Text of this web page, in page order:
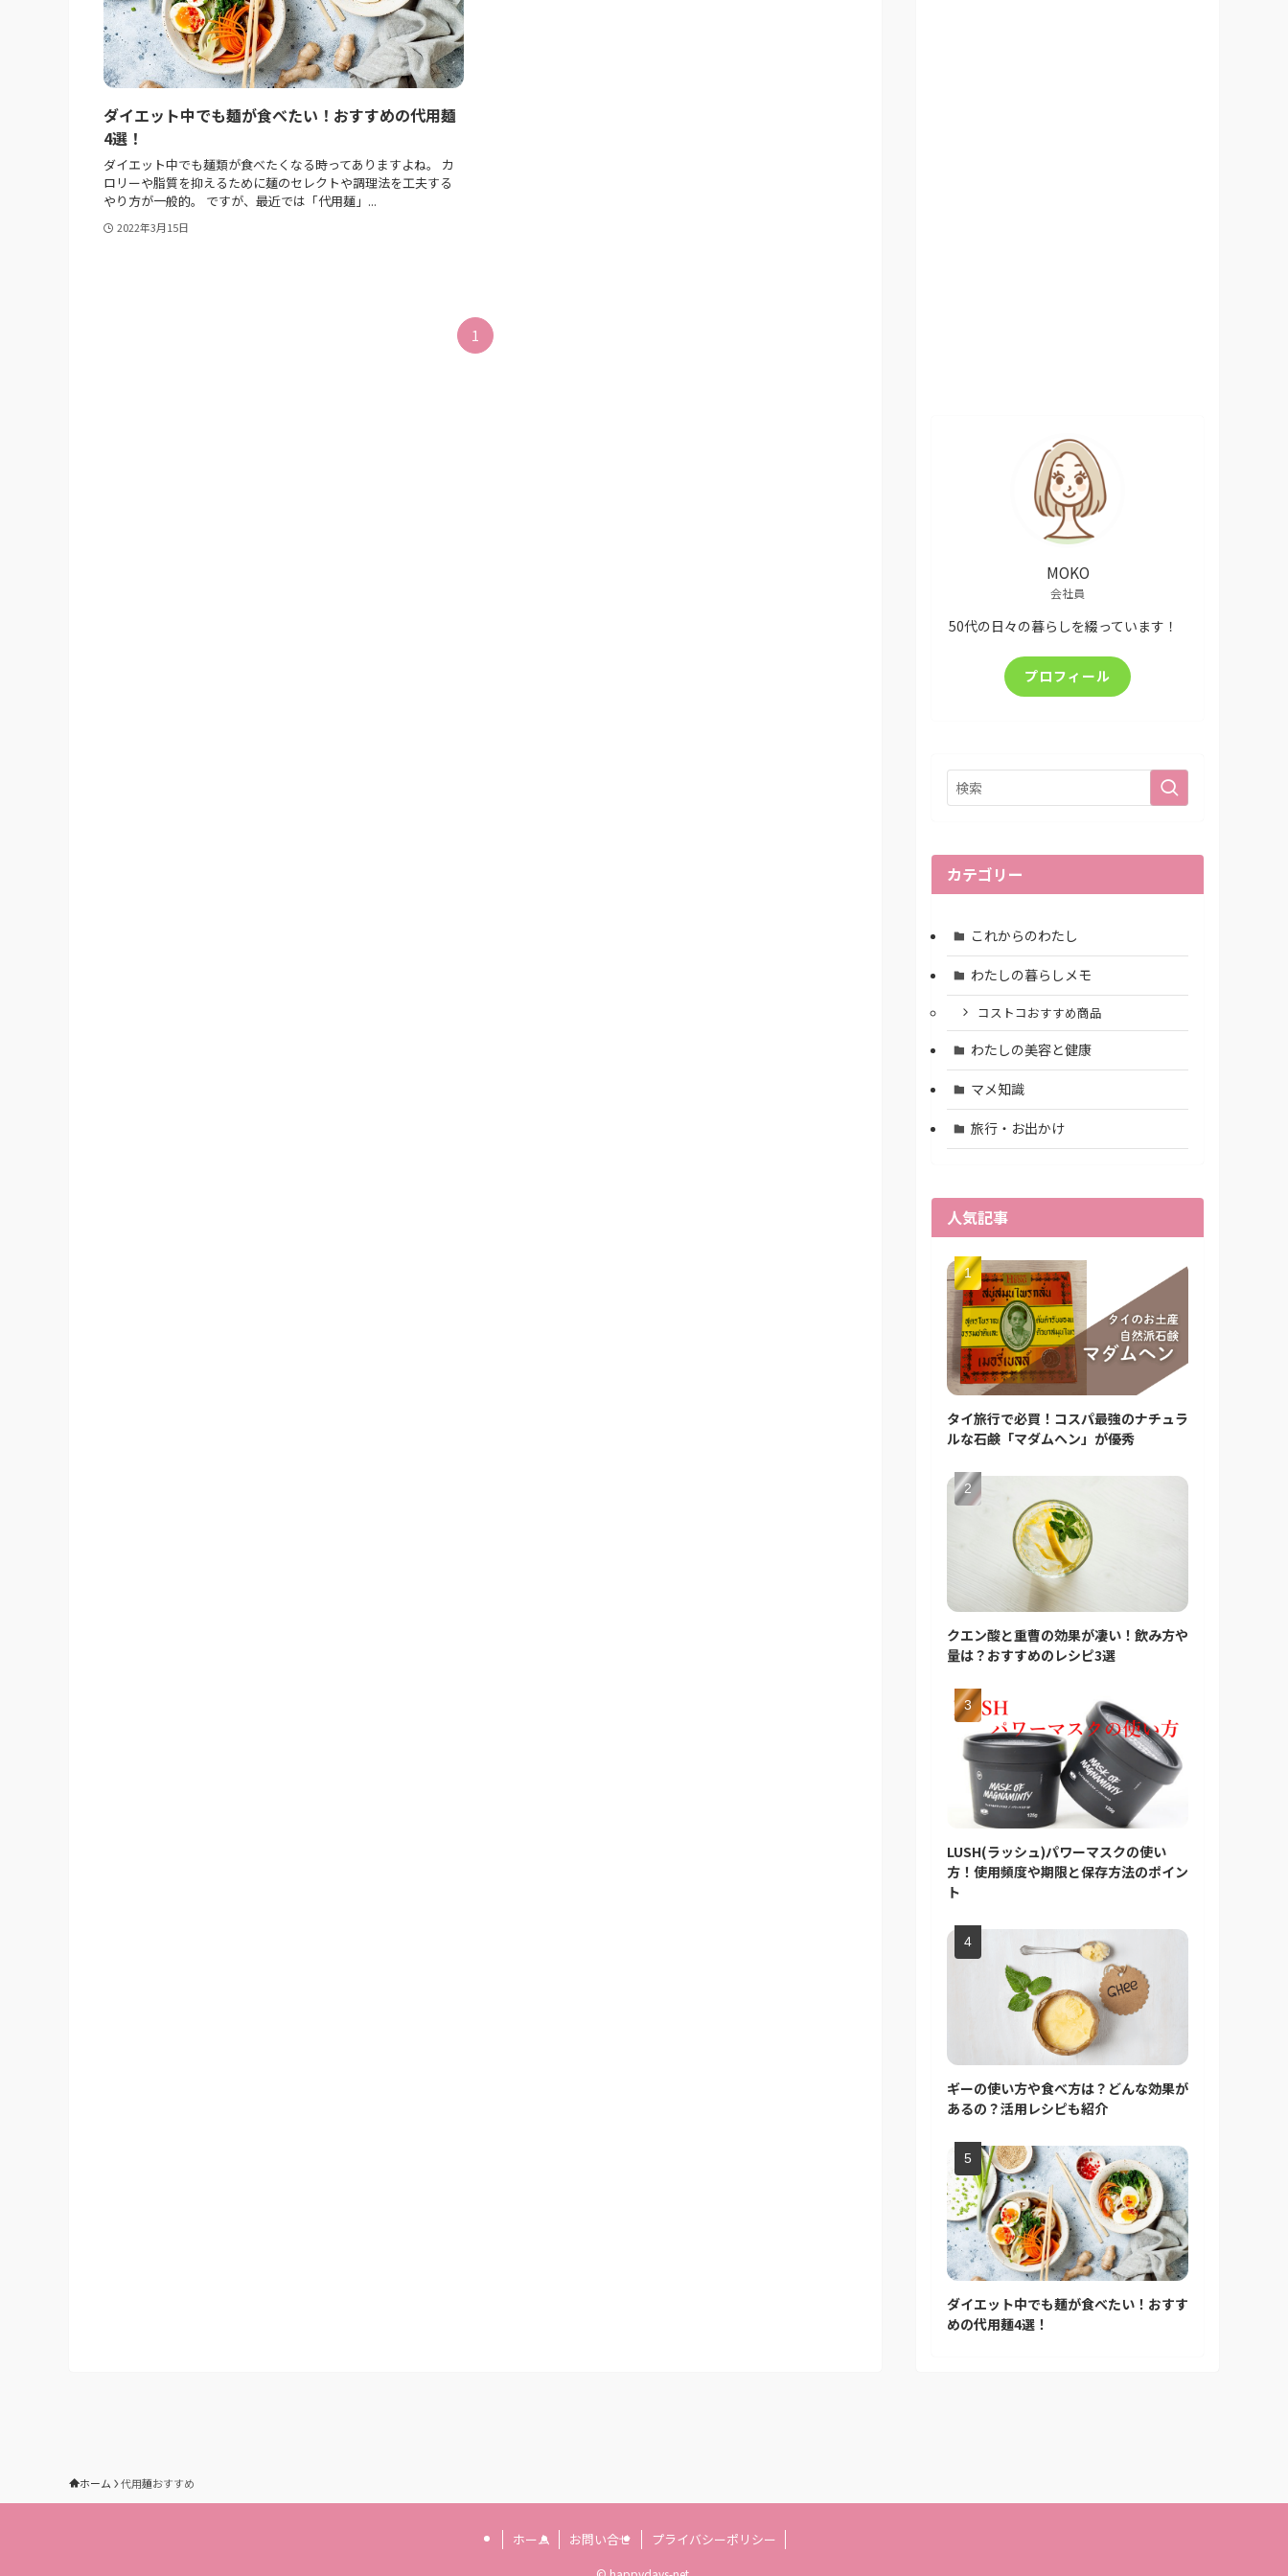
ダイエット中でも麺が食べたい！おすすめの代用麺
4選！
ダイエット中でも麺類が食べたくなる時ってありますよね。 カ
ロリーや脂質を抑えるために麺のセレクトや調理法を工夫する
やり方が一般的。 ですが、最近では「代用麺」...
2022年3月15日
1
MOKO
会社員
50代の日々の暮らしを綴っています！
プロフィール
カテゴリー
これからのわたし
わたしの暮らしメモ
コストコおすすめ商品
わたしの美容と健康
マメ知識
旅行・お出かけ
人気記事
タイ旅行で必買！コスパ最強のナチュラ
ルな石鹸「マダムヘン」が優秀
クエン酸と重曹の効果が凄い！飲み方や
量は？おすすめのレシピ3選
LUSH(ラッシュ)パワーマスクの使い
方！使用頻度や期限と保存方法のポイン
ト
ギーの使い方や食べ方は？どんな効果が
あるの？活用レシピも紹介
ダイエット中でも麺が食べたい！おすす
めの代用麺4選！
ホーム 代用麺おすすめ
ホーム お問い合せ プライバシーポリシー